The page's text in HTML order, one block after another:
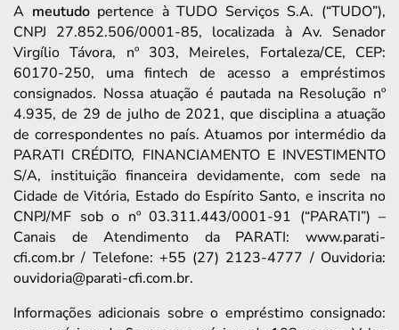
A meutudopertence à TUDO Serviços S.A. (“TUDO”),
CNPJ 27.852.506/0001-85, localizada à Av. Senador
Virgílio Távora, nº 303, Meireles, Fortaleza/CE, CEP:
60170-250, uma fintech de acesso a empréstimos
consignados. Nossa atuação é pautada na Resolução nº
4.935, de 29 de julho de 2021, que disciplina a atuação
de correspondentes no país. Atuamos por intermédio da
PARATI CRÉDITO, FINANCIAMENTO E INVESTIMENTO
S/A, instituição financeira devidamente, com sede na
Cidade de Vitória, Estado do Espírito Santo, e inscrita no
CNPJ/MF sob o nº 03.311.443/0001-91 (“PARATI”) –
Canais de Atendimento da PARATI: www.parati-
cfi.com.br / Telefone: +55 (27) 2123-4777 / Ouvidoria:
ouvidoria@parati-cfi.com.br.
Informações adicionais sobre o empréstimo consignado: